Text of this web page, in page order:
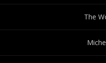
The